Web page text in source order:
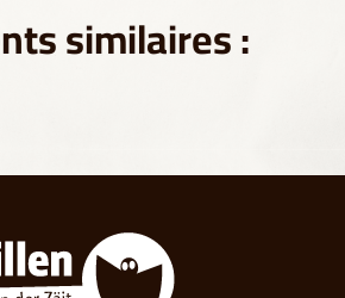
similaires :